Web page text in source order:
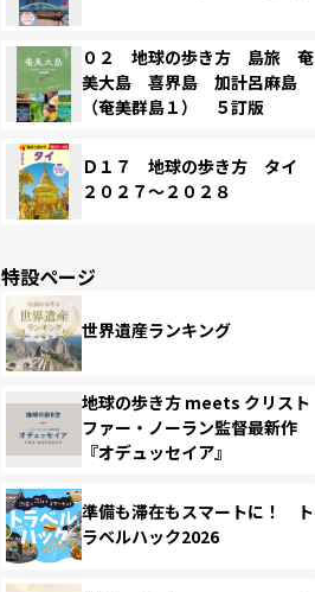
０２ 地球の歩き方 島旅 奄
美大島 喜界島 加計呂麻島
（奄美群島１） ５訂版
Ｄ１７ 地球の歩き方 タイ
２０２７～２０２８
特設ページ
世界遺産ランキング
地球の歩き方 meets クリスト
ファー・ノーラン監督最新作
『オデュッセイア』
準備も滞在もスマートに！ ト
ラベルハック2026